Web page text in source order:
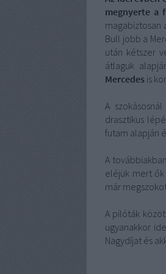
megnyerte a
magabiztosan
Bull jobb a
után kétszer
átlaguk
Mercedes is
A
drasztikus
futam alapján
A
eléjük mert
már
A pilóták
ugyanakkor
Nagydíjat és